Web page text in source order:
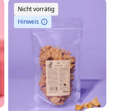
Nicht vorrätig
Hinweis